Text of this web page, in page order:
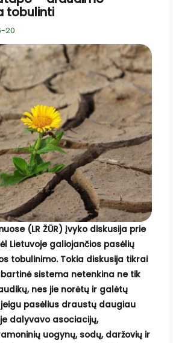
tobulinti
20
(LR ŽŪR) įvyko diskusija prie
Lietuvoje galiojančios pasėlių
tobulinimo. Tokia diskusija tikrai
sistema netenkina ne tik
nes jie norėtų ir galėtų
pasėlius draustų daugiau
dalyvavo asociacijų,
uogynų, sodų, daržovių ir